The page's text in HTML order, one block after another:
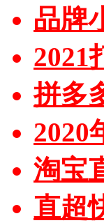
品牌
2021
拼多
2020
淘宝
直超